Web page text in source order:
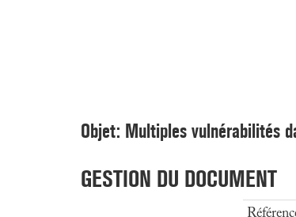
Objet: Multiples vulnérabilités
GESTION DU DOCUMENT